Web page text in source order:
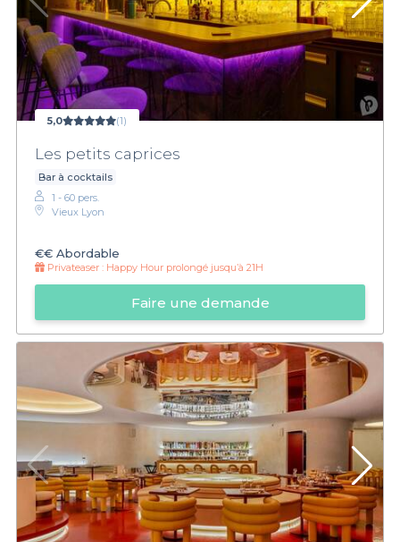
5,0 (1)
Les petits caprices
Bar à cocktails
1 - 60 pers.
Vieux Lyon
€€ Abordable
Privateaser : Happy Hour prolongé jusqu’à 21H
Faire une demande